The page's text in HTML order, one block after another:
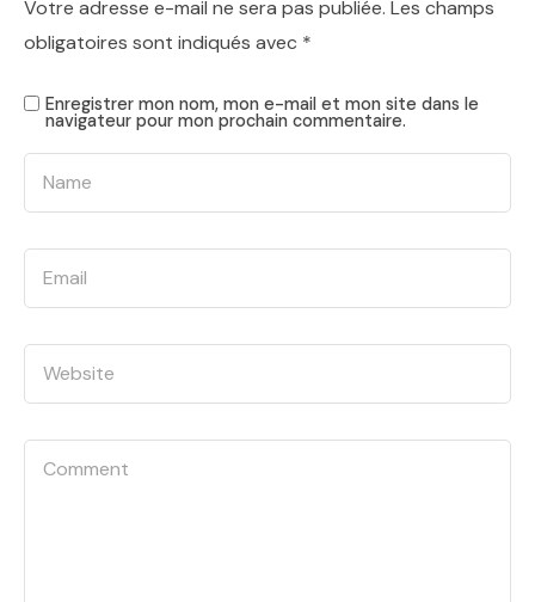
Votre adresse e-mail ne sera pas publiée. Les champs
obligatoires sont indiqués avec *
Enregistrer mon nom, mon e-mail et mon site dans le
navigateur pour mon prochain commentaire.